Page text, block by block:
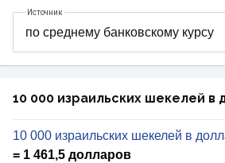
Источник
10 000 израильских шекелей в
10 000 израильских шекелей в
= 1 461,5 долларов